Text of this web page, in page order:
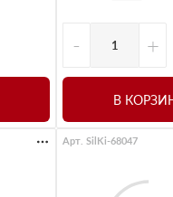
- +
В
Арт. SilKi-68047